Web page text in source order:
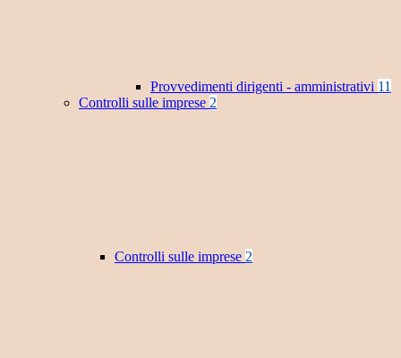
Provvedimenti dirigenti - amministrativi 11
Controlli sulle imprese 2
Controlli sulle imprese 2